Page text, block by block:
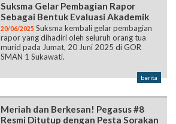
Suksma Gelar Pembagian Rapor
Sebagai Bentuk Evaluasi Akademik
20/06/2025 Suksma kembali gelar pembagian
rapor yang dihadiri oleh seluruh orang tua
murid pada Jumat, 20 Juni 2025 di GOR
SMAN 1 Sukawati.
berita
Meriah dan Berkesan! Pegasus #8
Resmi Ditutup dengan Pesta Sorakan